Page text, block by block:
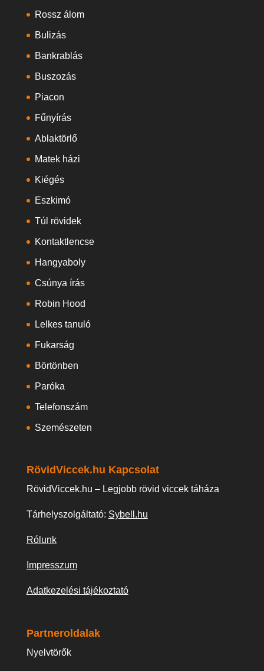
Rossz álom
Bulizás
Bankrablás
Buszozás
Piacon
Fűnyírás
Ablaktörlő
Matek házi
Kiégés
Eszkimó
Túl rövidek
Kontaktlencse
Hangyaboly
Csúnya írás
Robin Hood
Lelkes tanuló
Fukarság
Börtönben
Paróka
Telefonszám
Szemészeten
RövidViccek.hu Kapcsolat
RövidViccek.hu – Legjobb rövid viccek táháza
Tárhelyszolgáltató: Sybell.hu
Rólunk
Impresszum
Adatkezelési tájékoztató
Partneroldalak
Nyelvtörők